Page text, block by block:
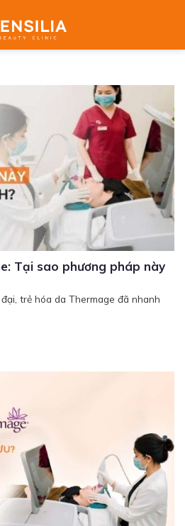
Tại sao phương pháp này
trẻ hóa da Thermage đã nhanh